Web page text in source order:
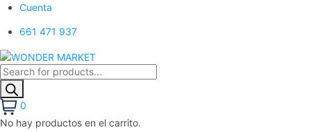
Cuenta
661 471 937
Búsqueda
de
productos
0
No hay productos en el carrito.